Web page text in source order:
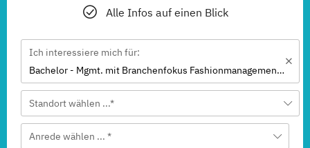
Alle Infos auf einen Blick
Ich interessiere mich für:
Bachelor - Mgmt. mit Branchenfokus Fashionmanagement & Global Brands
Standort wählen ...*
Anrede wählen ... *